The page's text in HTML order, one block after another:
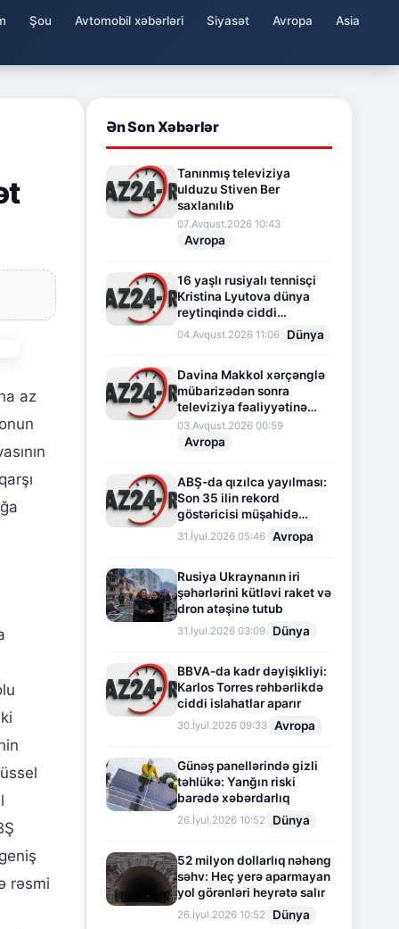
Şou Avtomobil xəbərləri Siyasət Avropa
Asia
az
rəsmi
Ən Son Xəbərlər
Tanınmış televiziya
ulduzu Stiven Ber
saxlanılıb
07.Avqust.2026 10:43
Avropa
16 yaşlı rusiyalı tennisçi
Kristina Lyutova dünya
reytinqində ciddi
irəliləyişə imza atdı
04.Avqust.2026 11:06 Dünya
Davina Makkol xərçənglə
mübarizədən sonra
televiziya fəaliyyətinə
fasilə verir
03.Avqust.2026 00:59
Avropa
ABŞ-da qızılca yayılması:
Son 35 ilin rekord
göstəricisi müşahidə
olunur
31.İyul.2026 05:46 Avropa
Rusiya Ukraynanın iri
şəhərlərini kütləvi raket və
dron atəşinə tutub
31.İyul.2026 03:09 Dünya
BBVA-da kadr dəyişikliyi:
Karlos Torres rəhbərlikdə
ciddi islahatlar aparır
30.İyul.2026 09:33 Avropa
Günəş panellərində gizli
təhlükə: Yanğın riski
barədə xəbərdarlıq
26.İyul.2026 10:52 Dünya
52 milyon dollarlıq nəhəng
səhv: Heç yerə aparmayan
yol görənləri heyrətə salır
26.İyul.2026 10:52 Dünya